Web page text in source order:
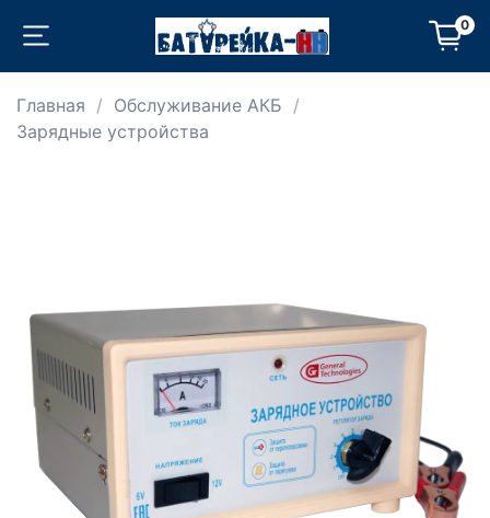
0
Главная
Обслуживание АКБ
Зарядные устройства